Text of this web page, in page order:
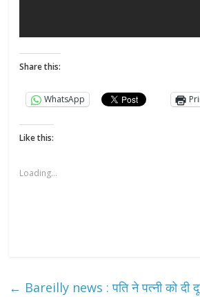
Share this:
WhatsApp
Like this:
Loading...
← Bareilly news : पति ने पत्नी को दी